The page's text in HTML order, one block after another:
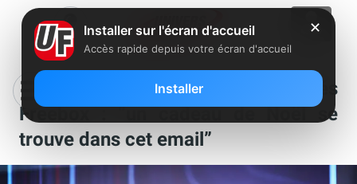
Free annonce à certains abonnés
Freebox : “un cadeau de Noël se
trouve dans cet email”
✕
Installer sur l'écran d'accueil
Accès rapide depuis votre écran d'accueil
Installer